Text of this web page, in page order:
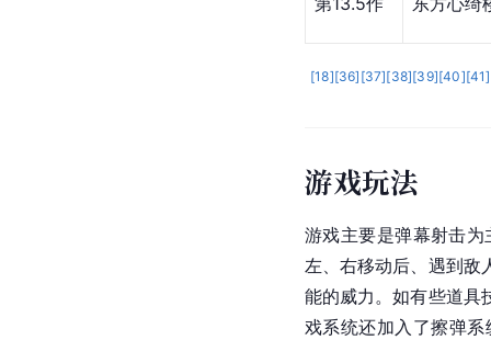
[18][36] [37][38][39][40][41]
游戏玩法
游戏主要是弹幕射击
左、右移动后、遇到敌
能的威力。如有些道具
戏系统还加入了擦弹